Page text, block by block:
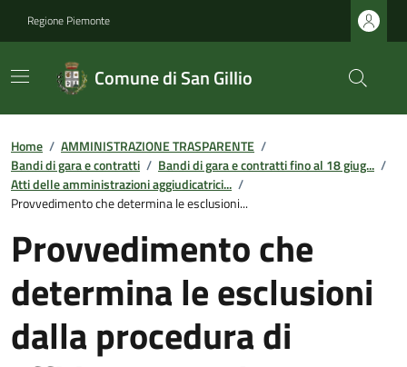
Regione Piemonte
Comune di San Gillio
Home / AMMINISTRAZIONE TRASPARENTE /
Bandi di gara e contratti / Bandi di gara e contratti fino al 18 giug... /
Atti delle amministrazioni aggiudicatrici... /
Provvedimento che determina le esclusioni...
Provvedimento che
determina le esclusioni
dalla procedura di